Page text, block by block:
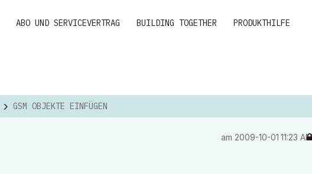
ABO UND SERVICEVERTRAG BUILDING TOGETHER PRODUKTHILFE
GSM OBJEKTE EINFÜGEN
am ‎2009-10-01 11:23 AM